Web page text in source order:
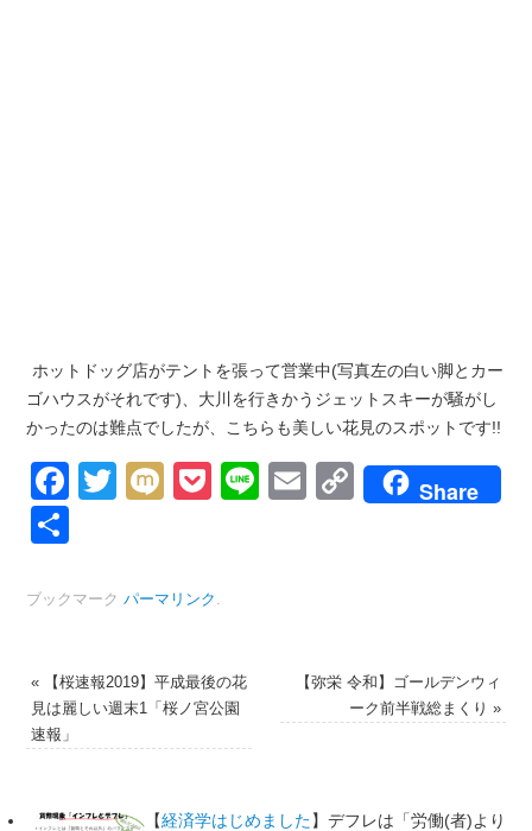
ホットドッグ店がテントを張って営業中(写真左の白い脚とカー
ゴハウスがそれです)、大川を行きかうジェットスキーが騒がし
かったのは難点でしたが、こちらも美しい花見のスポットです!!
Facebook
Twitter
MixiPocket
LineEmailCopyShare
ブックマーク パーマリンク
«【桜速報2019】平成最後の花
見は麗しい週末1「桜ノ宮公園
速報」
【弥栄 令和】ゴールデンウィ
ーク前半戦総まくり»
【経済学はじめました】デフレは「労働(者)より